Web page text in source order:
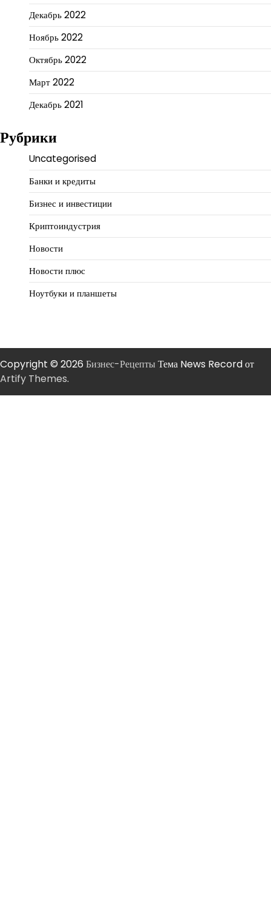
Декабрь 2022
Ноябрь 2022
Октябрь 2022
Март 2022
Декабрь 2021
Рубрики
Uncategorised
Банки и кредиты
Бизнес и инвестиции
Криптоиндустрия
Новости
Новости плюс
Ноутбуки и планшеты
Copyright © 2026 Бизнес-РецептыТема News Record от
Artify Themes.